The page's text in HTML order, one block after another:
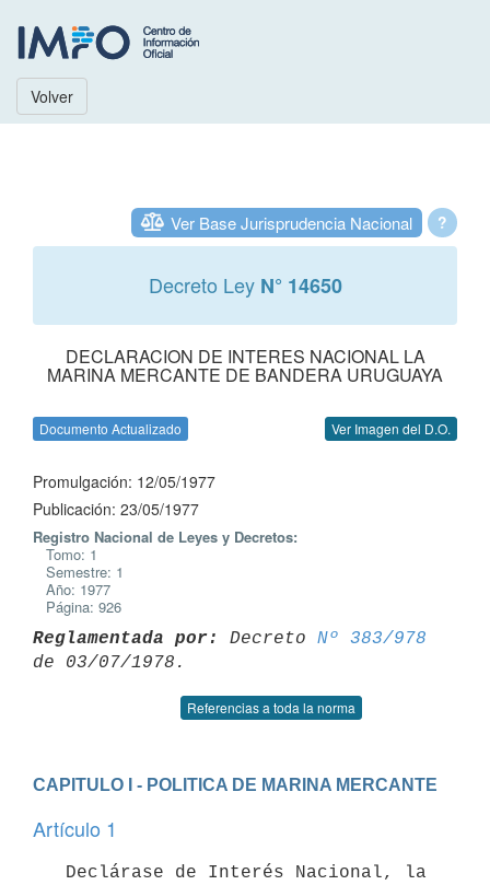
Volver
?
Ver Base Jurisprudencia Nacional
Decreto Ley N° 14650
DECLARACION DE INTERES NACIONAL LA
MARINA MERCANTE DE BANDERA URUGUAYA
Documento Actualizado Ver Imagen del D.O.
Promulgación: 12/05/1977
Publicación: 23/05/1977
Registro Nacional de Leyes y Decretos:
Tomo: 1
Semestre: 1
Año: 1977
Página: 926
Reglamentada por: Decreto Nº 383/978
Referencias a toda la norma
CAPITULO I - POLITICA DE MARINA MERCANTE
Artículo 1